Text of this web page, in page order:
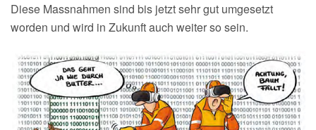
Diese Massnahmen sind bis jetzt sehr gut umgesetzt
worden und wird in Zukunft auch weiter so sein.